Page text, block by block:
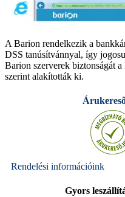
A Barion rendelkezik a
DSS tanúsítvánnyal, így
Barion szerverek biztonságát
szerint alakították ki.
Rendelési információink
Gyors